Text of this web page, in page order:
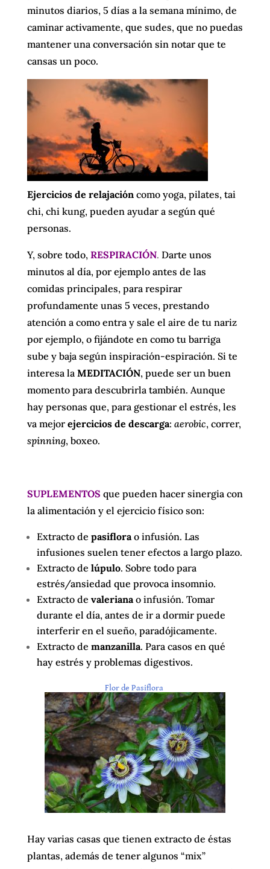
minutos diarios, 5 días a la semana mínimo, de
caminar activamente, que sudes, que no puedas
mantener una conversación sin notar que te
cansas un poco.
Ejercicios de relajacióncomo yoga, pilates, tai
chi, chi kung, pueden ayudar a según qué
personas.
Y, sobre todo, RESPIRACIÓN. Darte unos
minutos al día, por ejemplo antes de las
comidas principales, para respirar
profundamente unas 5 veces, prestando
atención a como entra y sale el aire de tu nariz
por ejemplo, o fijándote en como tu barriga
sube y baja según inspiración-espiración. Si te
interesa la MEDITACIÓN, puede ser un buen
momento para descubrirla también. Aunque
hay personas que, para gestionar el estrés, les
va mejor ejercicios de descarga: aerobic, correr,
spinning, boxeo.
SUPLEMENTOS que pueden hacer sinergia con
la alimentación y el ejercicio físico son:
Extracto de pasiflorao infusión. Las
infusiones suelen tener efectos a largo plazo.
Extracto de lúpulo. Sobre todo para
estrés/ansiedad que provoca insomnio.
Extracto de valerianao infusión. Tomar
durante el día, antes de ir a dormir puede
interferir en el sueño, paradójicamente.
Extracto de manzanilla. Para casos en qué
hay estrés y problemas digestivos.
Flor de Pasiflora
Hay varias casas que tienen extracto de éstas
plantas, además de tener algunos “mix”